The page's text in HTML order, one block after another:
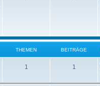
THEMEN BEITRÄGE
1 1